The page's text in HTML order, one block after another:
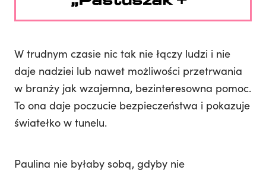
W trudnym czasie nic tak nie łączy ludzi i nie
daje nadziei lub nawet możliwości przetrwania
w branży jak wzajemna, bezinteresowna pomoc.
To ona daje poczucie bezpieczeństwa i pokazuje
światełko w tunelu.
Paulina nie byłaby sobą, gdyby nie